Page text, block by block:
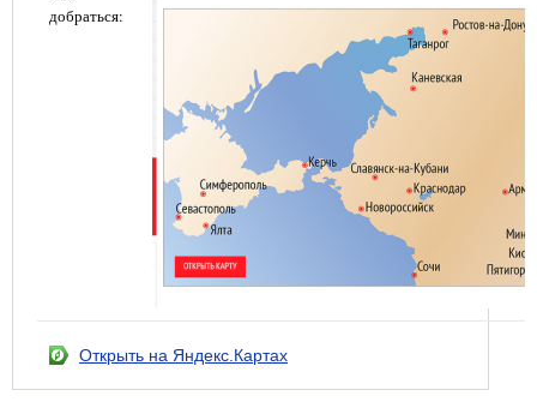
добраться:
Открыть на Яндекс.Картах